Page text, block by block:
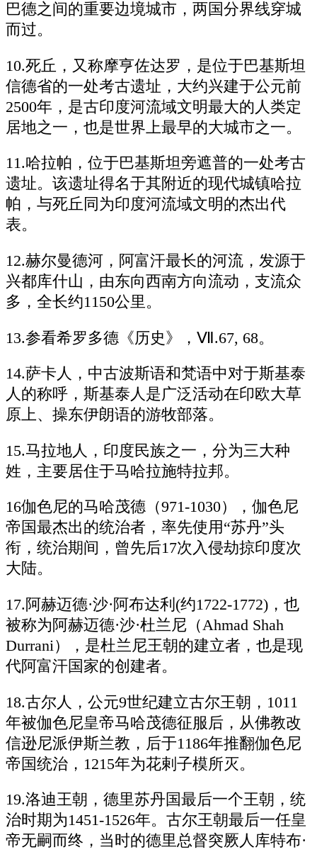
巴德之间的重要边境城市，两国分界线穿城
而过。
10.死丘，又称摩亨佐达罗，是位于巴基斯坦
信德省的一处考古遗址，大约兴建于公元前
2500年，是古印度河流域文明最大的人类定
居地之一，也是世界上最早的大城市之一。
11.哈拉帕，位于巴基斯坦旁遮普的一处考古
遗址。该遗址得名于其附近的现代城镇哈拉
帕，与死丘同为印度河流域文明的杰出代
表。
12.赫尔曼德河，阿富汗最长的河流，发源于
兴都库什山，由东向西南方向流动，支流众
多，全长约1150公里。
13.参看希罗多德《历史》，Ⅶ.67, 68。
14.萨卡人，中古波斯语和梵语中对于斯基泰
人的称呼，斯基泰人是广泛活动在印欧大草
原上、操东伊朗语的游牧部落。
15.马拉地人，印度民族之一，分为三大种
姓，主要居住于马哈拉施特拉邦。
16伽色尼的马哈茂德（971-1030），伽色尼
帝国最杰出的统治者，率先使用“苏丹”头
衔，统治期间，曾先后17次入侵劫掠印度次
大陆。
17.阿赫迈德·沙·阿布达利(约1722-1772)，也
被称为阿赫迈德·沙·杜兰尼（Ahmad Shah
Durrani），是杜兰尼王朝的建立者，也是现
代阿富汗国家的创建者。
18.古尔人，公元9世纪建立古尔王朝，1011
年被伽色尼皇帝马哈茂德征服后，从佛教改
信逊尼派伊斯兰教，后于1186年推翻伽色尼
帝国统治，1215年为花剌子模所灭。
19.洛迪王朝，德里苏丹国最后一个王朝，统
治时期为1451-1526年。古尔王朝最后一任皇
帝无嗣而终，当时的德里总督突厥人库特布·